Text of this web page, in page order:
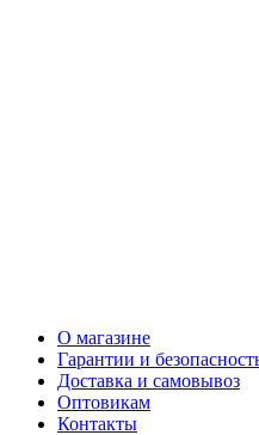
О магазине
Гарантии и
Доставка и самовывоз
Оптовикам
Контакты